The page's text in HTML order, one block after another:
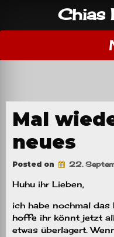
content
Chias
Mal
neues
Posted on 22.
Huhu ihr Lieben,
ich habe nochmal das
hoffe ihr könnt jetzt
etwas überlagert.